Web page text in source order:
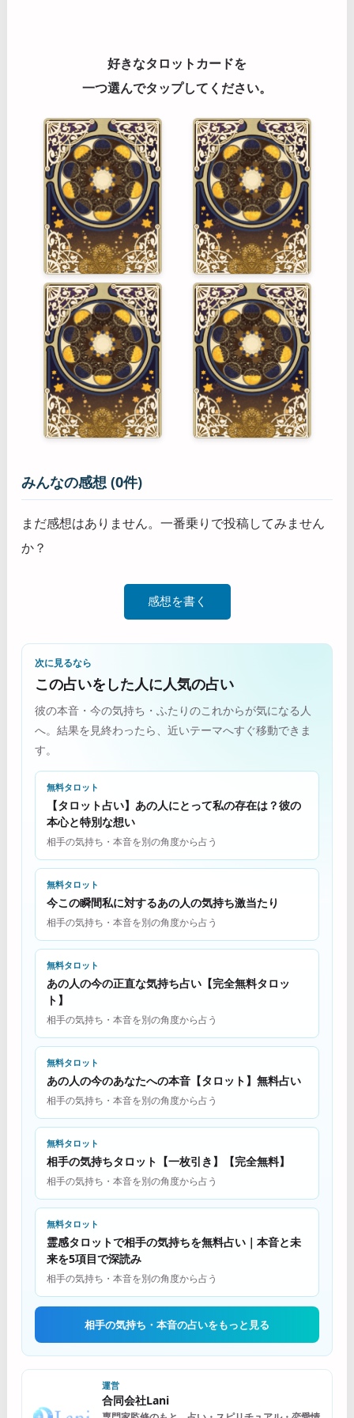
好きなタロットカードを
一つ選んでタップしてください。
みんなの感想 (0件)
まだ感想はありません。一番乗りで投稿してみません
か？
感想を書く
次に見るなら
この占いをした人に人気の占い
彼の本音・今の気持ち・ふたりのこれからが気になる人
へ。結果を見終わったら、近いテーマへすぐ移動できま
す。
無料タロット
【タロット占い】あの人にとって私の存在は？彼の
本心と特別な想い
相手の気持ち・本音を別の角度から占う
無料タロット
今この瞬間私に対するあの人の気持ち激当たり
相手の気持ち・本音を別の角度から占う
無料タロット
あの人の今の正直な気持ち占い【完全無料タロッ
ト】
相手の気持ち・本音を別の角度から占う
無料タロット
あの人の今のあなたへの本音【タロット】無料占い
相手の気持ち・本音を別の角度から占う
無料タロット
相手の気持ちタロット【一枚引き】【完全無料】
相手の気持ち・本音を別の角度から占う
無料タロット
霊感タロットで相手の気持ちを無料占い｜本音と未
来を5項目で深読み
相手の気持ち・本音を別の角度から占う
相手の気持ち・本音の占いをもっと見る
運営
合同会社Lani